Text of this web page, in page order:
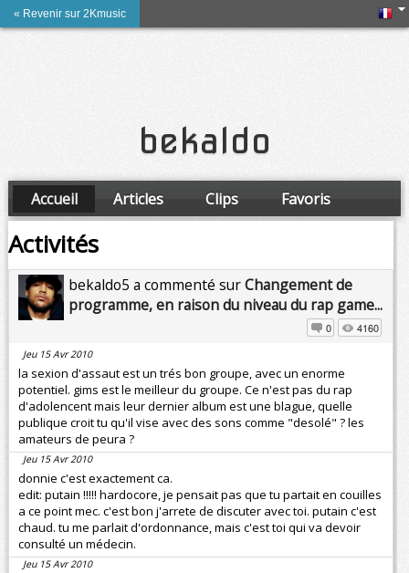
« Revenir sur 2Kmusic
bekaldo
Accueil Articles Clips
Favoris
Amis
Activités
bekaldo5 a commenté surChangement de
programme, en raison du niveau du rap game...
0 4160
Jeu 15 Avr 2010
la sexion d'assaut est un trés bon groupe, avec un enorme
potentiel. gims est le meilleur du groupe. Ce n'est pas du rap
d'adolencent mais leur dernier album est une blague, quelle
publique croit tu qu'il vise avec des sons comme "desolé" ? les
amateurs de peura ?
Jeu 15 Avr 2010
donnie c'est exactement ca.
edit: putain !!!!! hardocore, je pensait pas que tu partait en couilles
a ce point mec. c'est bon j'arrete de discuter avec toi. putain c'est
chaud. tu me parlait d'ordonnance, mais c'est toi qui va devoir
consulté un médecin.
Jeu 15 Avr 2010